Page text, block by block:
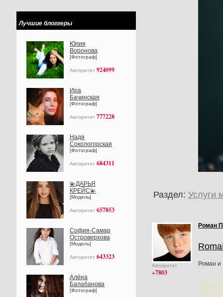
Лучшие блоггеры
Юлия
Воронова
[Фотограф]
Авторитет 924099
Ира
Бачинская
[Фотограф]
Авторитет 777228
Надя
Сокологорская
[Фотограф]
Авторитет 684311
💫ДАРЬЯ
КРЕЙС💫
[Модель]
Авторитет 657853
София-Самар
Островерхова
[Модель]
Авторитет 643323
Алёна
Балабанова
[Фотограф]
Раздел: Услуги
Авторитет
+7803
Роман
Роман и